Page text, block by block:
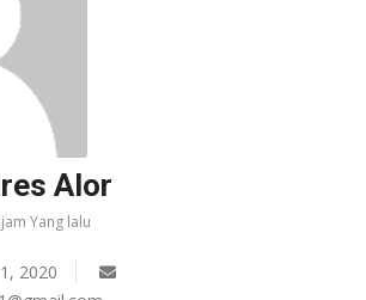
Alor
Yang lalu
2020